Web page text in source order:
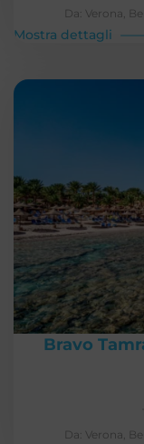
Da: Verona,
Mostra dettagli
Bravo
Da: Verona,